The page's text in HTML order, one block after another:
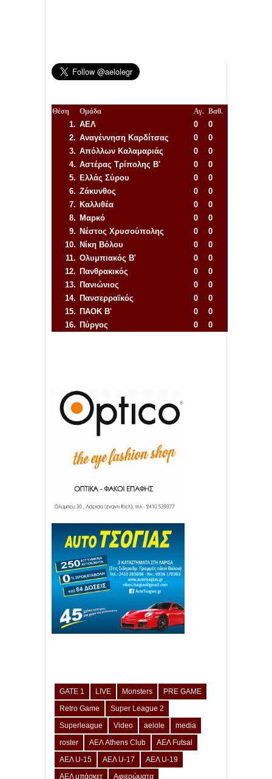
Θέση Ομάδα Αγ. Βαθ.
1. ΑΕΛ 0
0
2. Αναγέννηση Καρδίτσας 0
0
3. Απόλλων Καλαμαριάς 0
0
4. Αστέρας Τρίπολης Β' 0
0
5. Ελλάς Σύρου 0
0
6. Ζάκυνθος 0
0
7. Καλλιθέα 0
0
8. Μαρκό 0
0
9. Νέστος Χρυσούπολης 0
0
10. Νίκη Βόλου 0
0
11. Ολυμπιακός Β' 0
0
12. Πανθρακικός 0
0
13. Πανιώνιος 0
0
14. Πανσερραϊκός 0
0
15. ΠΑΟΚ Β' 0
0
16. Πύργος 0
0
GATE 1 LIVE Monsters
PRE GAME
Retro Game
Super League 2
Superleague
Video aelole
media
roster
ΑΕΛ Athens Club
ΑΕΛ Futsal
ΑΕΛ U-15
ΑΕΛ U-17
ΑΕΛ U-19
ΑΕΛ μπάσκετ
Αφιερώματα